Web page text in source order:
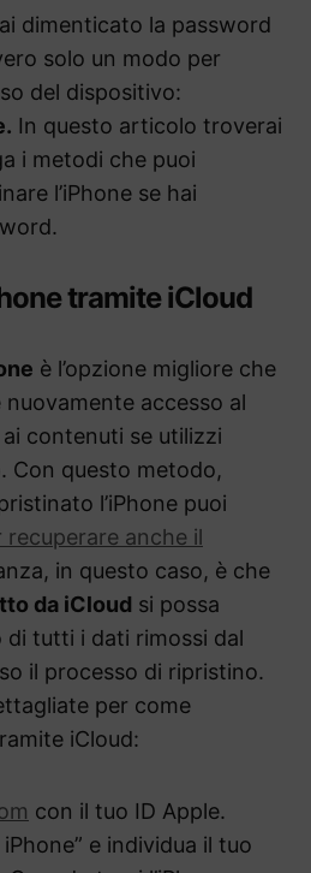
dimenticato la password
solo un modo per
del dispositivo:
In questo articolo troverai
i metodi che puoi
l’iPhone se hai
tramite iCloud
è l’opzione migliore che
accesso al
contenuti se utilizzi
Con questo metodo,
l’iPhone puoi
anche il
in questo caso, è che
da iCloud si possa
di tutti i dati rimossi dal
il processo di ripristino.
per come
iCloud:
con il tuo ID Apple.
e individua il tuo